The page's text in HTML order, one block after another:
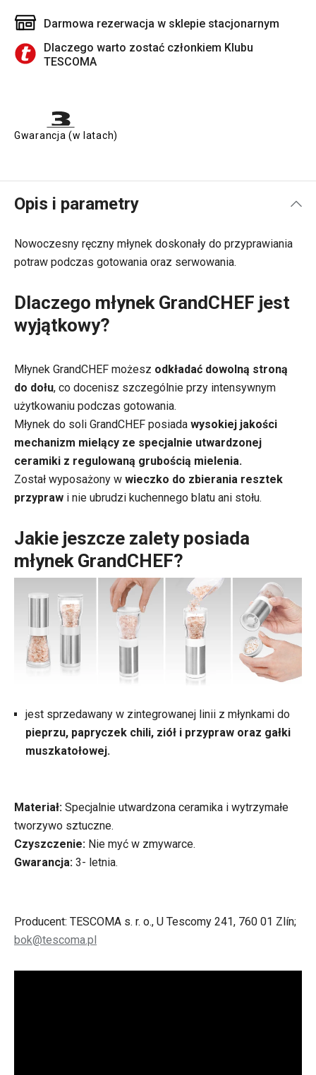
Darmowa rezerwacja w sklepie stacjonarnym
Dlaczego warto zostać członkiem Klubu
TESCOMA
Gwarancja (w latach)
Opis i parametry
Nowoczesny ręczny młynek doskonały do przyprawiania
potraw podczas gotowania oraz serwowania.
Dlaczego młynek GrandCHEF jest
wyjątkowy?
Młynek GrandCHEF możesz odkładać dowolną stroną
do dołu, co docenisz szczególnie przy intensywnym
użytkowaniu podczas gotowania.
Młynek do soli GrandCHEF posiada wysokiej jakości
mechanizm mielący ze specjalnie utwardzonej
ceramiki z regulowaną grubością mielenia.
Został wyposażony w wieczko do zbierania resztek
przypraw i nie ubrudzi kuchennego blatu ani stołu.
Jakie jeszcze zalety posiada
młynek GrandCHEF?
jest sprzedawany w zintegrowanej linii z młynkami do
pieprzu, papryczek chili, ziół i przypraw oraz gałki
muszkatołowej.
Materiał: Specjalnie utwardzona ceramika i wytrzymałe
tworzywo sztuczne.
Czyszczenie: Nie myć w zmywarce.
Gwarancja: 3- letnia.
Producent: TESCOMA s. r. o., U Tescomy 241, 760 01 Zlín;
bok@tescoma.pl